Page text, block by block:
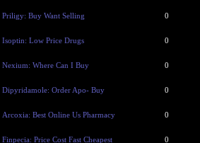
Priligy: Buy Want Selling 0
Isoptin: Low Price Drugs 0
Nexium: Where Can I Buy 0
Dipyridamole: Order Apo- Buy 0
Arcoxia: Best Online Us Pharmacy 0
Finpecia: Price Cost Fast Cheapest 0